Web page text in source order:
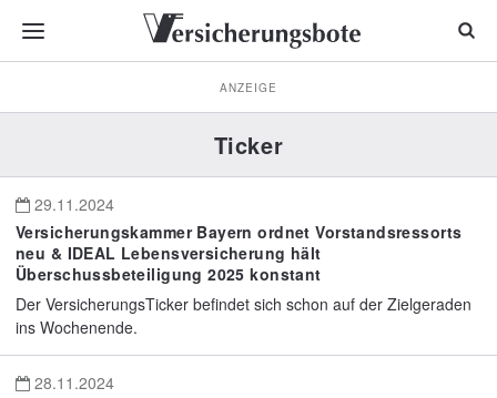
ANZEIGE
Ticker
29.11.2024
Versicherungskammer Bayern ordnet Vorstandsressorts
neu & IDEAL Lebensversicherung hält
Überschussbeteiligung 2025 konstant
Der VersicherungsTicker befindet sich schon auf der Zielgeraden
ins Wochenende.
28.11.2024